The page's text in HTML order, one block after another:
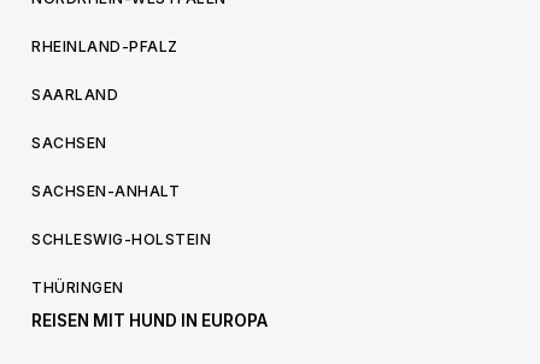
RHEINLAND-PFALZ
SAARLAND
SACHSEN
SACHSEN-ANHALT
SCHLESWIG-HOLSTEIN
THÜRINGEN
REISEN MIT HUND IN EUROPA